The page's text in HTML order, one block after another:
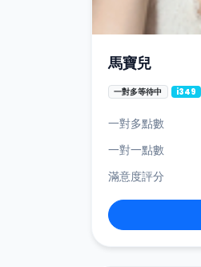
馬寶兒
一對多等待中 i349
一對多點數
一對一點數
滿意度評分